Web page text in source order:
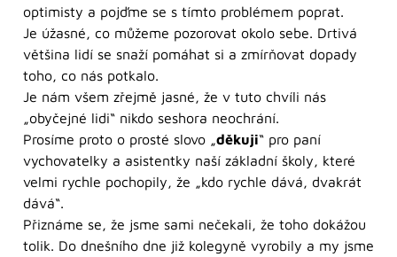
optimisty a pojďme se s tímto problémem poprat.
Je úžasné, co můžeme pozorovat okolo sebe. Drtivá
většina lidí se snaží pomáhat si a zmírňovat dopady
toho, co nás potkalo.
Je nám všem zřejmě jasné, že v tuto chvíli nás
„obyčejné lidi“ nikdo seshora neochrání.
Prosíme proto o prosté slovo „děkuji“ pro paní
vychovatelky a asistentky naší základní školy, které
velmi rychle pochopily, že „kdo rychle dává, dvakrát
dává“.
Přiznáme se, že jsme sami nečekali, že toho dokážou
tolik. Do dnešního dne již kolegyně vyrobily a my jsme